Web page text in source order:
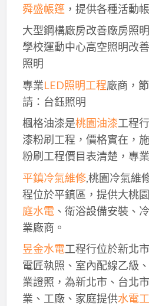
舜盛帳篷，提供各種活動
大型鋼構廠房改善廠房照明
學校運動中心高空照明改
照明
專業LED照明工程廠商，
請：台鈺照明
楓格油漆是桃園油漆工程
漆粉刷工程，價格實在，
粉刷工程價目表清楚，專
平鎮冷氣維修,桃園冷氣維
程位於平鎮區，提供大桃
庭水電、衛浴設備安裝、
業廠商。
昱金水電工程行位於新北
電匠執照、室內配線乙級
業證照，為新北市、台北
業、工廠、家庭提供水電